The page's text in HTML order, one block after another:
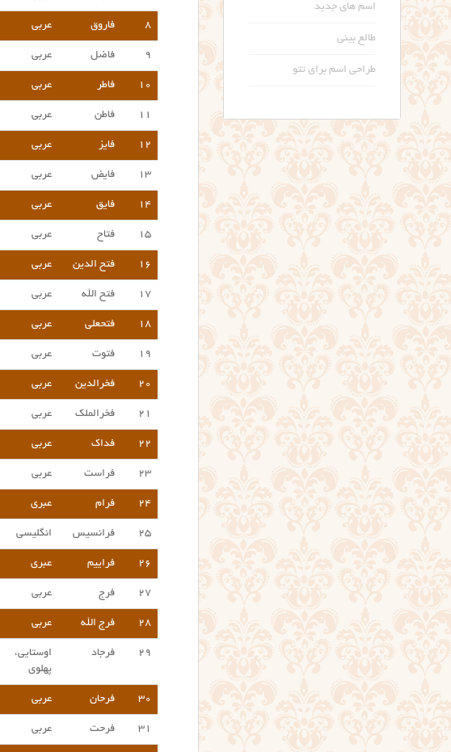
۸ فاروق عربی
۹ فاضل عربی
۱۰ فاطر عربی
۱۱ فاطن عربی
۱۲ فایز عربی
۱۳ فایض عربی
۱۴ فایق عربی
۱۵ فتاح عربی
۱۶ فتح الدین عربی
۱۷ فتح الله عربی
۱۸ فتحعلی عربی
۱۹ فتوت عربی
۲۰ فخرالدین عربی
۲۱ فخرالملک عربی
۲۲ فداک عربی
۲۳ فراست عربی
۲۴ فرام عبری
۲۵ فرانسیس انگلیسی
۲۶ فراییم عبری
۲۷ فرج عربی
۲۸ فرج الله عربی
۲۹ فرجاد
اوستایی،
پهلوی
۳۰ فرحان عربی
۳۱ فرحت عربی
اسم های جدید
طالع بینی
طراحی اسم برای تتو